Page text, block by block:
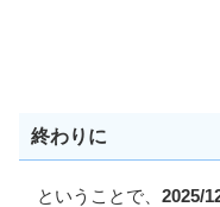
終わりに
ということで、 2025/